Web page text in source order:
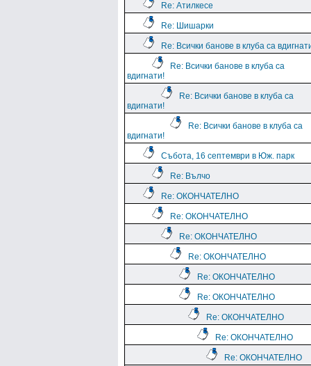
Re: Атилкесе
Re: Шишарки
Re: Всички банове в клуба са
Re: Всички банове в клуба са
вдигнати!
Re: Всички банове в клуба са
вдигнати!
Re: Всички банове в клуба са
вдигнати!
Събота, 16 септември в Юж. парк
Re: Вълчо
Re: ОКОНЧАТЕЛНО
Re: ОКОНЧАТЕЛНО
Re: ОКОНЧАТЕЛНО
Re: ОКОНЧАТЕЛНО
Re: ОКОНЧАТЕЛНО
Re: ОКОНЧАТЕЛНО
Re: ОКОНЧАТЕЛНО
Re: ОКОНЧАТЕЛНО
Re: ОКОНЧАТЕЛНО